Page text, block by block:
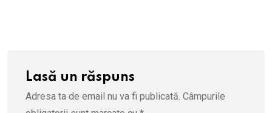
Lasă un răspuns
Adresa ta de email nu va fi publicată. Câmpurile